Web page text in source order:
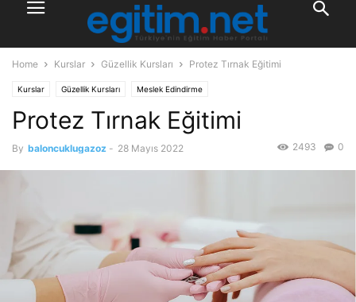
Home Kurslar Güzellik Kursları Protez Tırnak Eğitimi
Kurslar Güzellik Kursları Meslek Edindirme
Protez Tırnak Eğitimi
By baloncuklugazoz - 28 Mayıs 2022 0
2493